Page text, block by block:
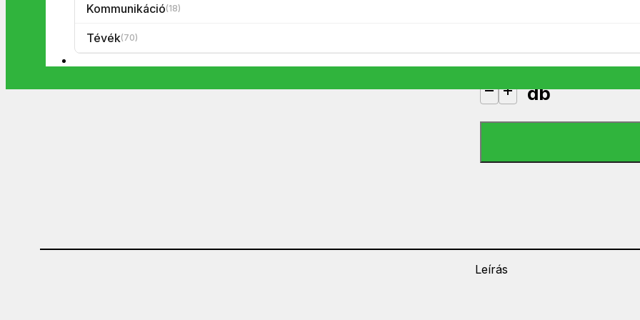
Kommunikáció(18)
Tévék(70)
Patriot Burst Elite 240 GB SSD
db
Leírás